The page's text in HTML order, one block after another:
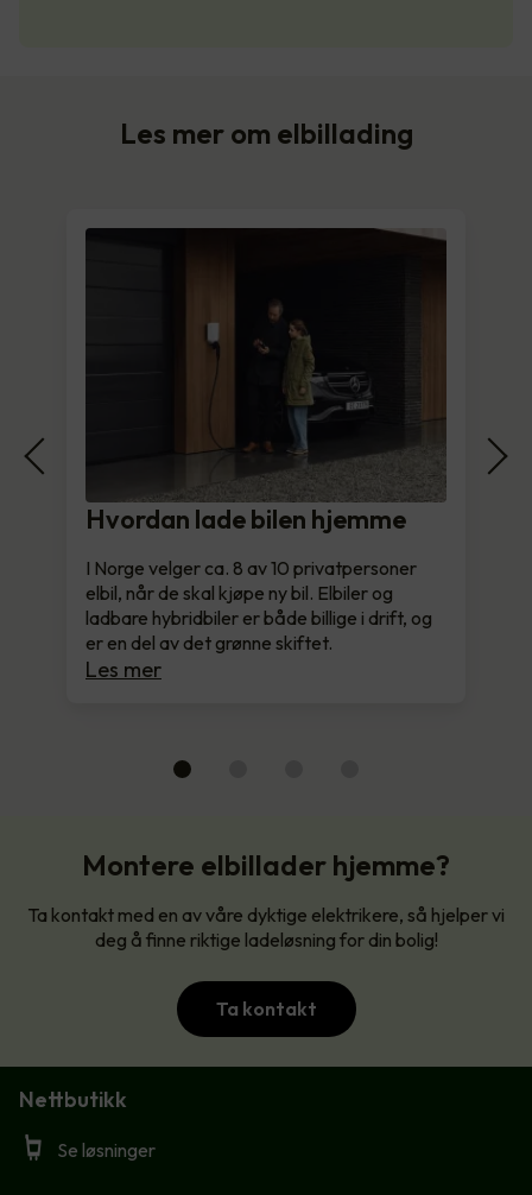
Les mer om elbillading
Hvordan lade bilen hjemme
I Norge velger ca. 8 av 10 privatpersoner
elbil, når de skal kjøpe ny bil. Elbiler og
ladbare hybridbiler er både billige i drift, og
er en del av det grønne skiftet.
Les mer
Montere elbillader hjemme?
Ta kontakt med en av våre dyktige elektrikere, så hjelper vi
deg å finne riktige ladeløsning for din bolig!
Ta kontakt
Nettbutikk
Se løsninger